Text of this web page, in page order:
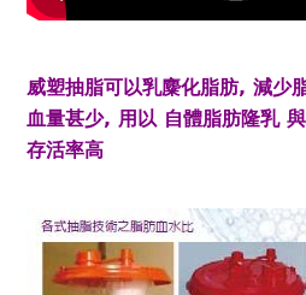
威塑抽脂可以乳麋化脂肪, 減少
血量甚少, 用以 自體脂肪隆乳
存活率高